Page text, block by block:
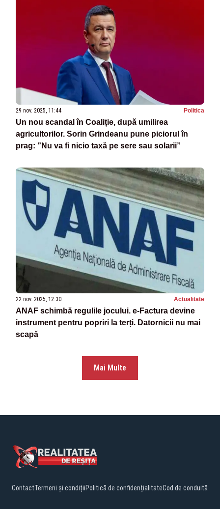
29 nov. 2025, 11:44 Politica
Un nou scandal în Coaliție, după umilirea
agricultorilor. Sorin Grindeanu pune piciorul în
prag: ”Nu va fi nicio taxă pe sere sau solarii”
22 nov. 2025, 12:30 Actualitate
ANAF schimbă regulile jocului. e-Factura devine
instrument pentru popriri la terți. Datornicii nu mai
scapă
Mai Multe
ContactTermeni și condițiiPolitică de confidențialitateCod de conduită